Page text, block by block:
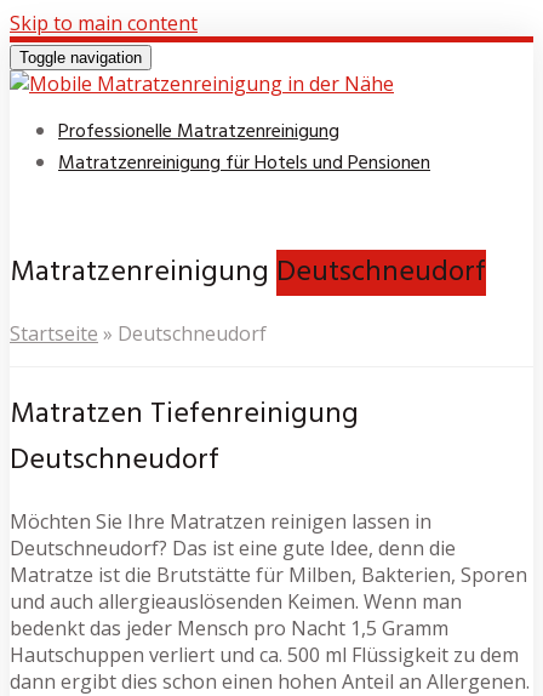
Skip to main content
Toggle navigation
Professionelle Matratzenreinigung
Matratzenreinigung für Hotels und Pensionen
Matratzenreinigung Deutschneudorf
Startseite » Deutschneudorf
Matratzen Tiefenreinigung
Deutschneudorf
Möchten Sie Ihre Matratzen reinigen lassen in
Deutschneudorf? Das ist eine gute Idee, denn die
Matratze ist die Brutstätte für Milben, Bakterien, Sporen
und auch allergieauslösenden Keimen. Wenn man
bedenkt das jeder Mensch pro Nacht 1,5 Gramm
Hautschuppen verliert und ca. 500 ml Flüssigkeit zu dem
dann ergibt dies schon einen hohen Anteil an Allergenen.